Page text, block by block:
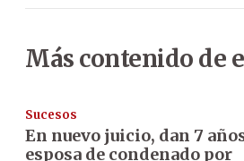
Más contenido de
Sucesos
En nuevo juicio, dan 7
esposa de condenado por